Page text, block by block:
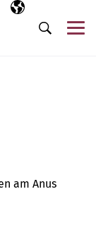
Ausgewählte
DE
Suche
am Anus